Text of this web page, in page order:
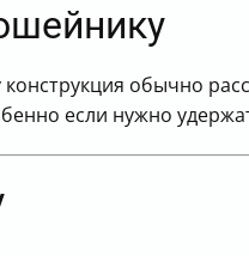
обычно
если нужно